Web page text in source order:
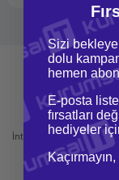
Mağazadan
İnternetten sipariş et ve
teslim al
Sizi
dolu
hemen
E-posta
fırsatları
hediyeler
Kaçırmayın,